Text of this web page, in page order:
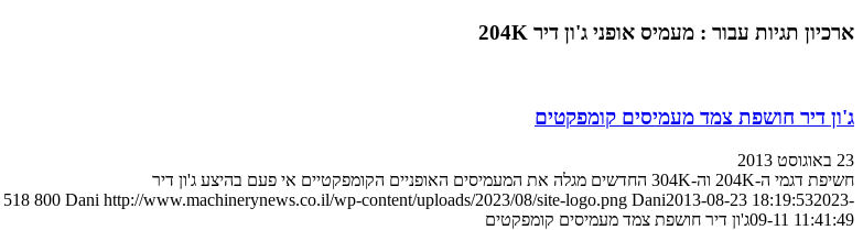
ארכיון תגיות עבור : מעמיס אופני ג'ון דיר 204K
ג'ון דיר חושפת צמד מעמיסים קומפקטים
23 באוגוסט 2013
חשיפת דגמי ה-204K וה-304K החדשים מגלה את המעמיסים האופניים הקומפקטיים אי פעם בהיצע ג'ון דיר
518 800 Dani http://www.machinerynews.co.il/wp-content/uploads/2023/08/site-logo.png Dani2013-08-23 18:19:532023-
09-11 11:41:49ג'ון דיר חושפת צמד מעמיסים קומפקטים